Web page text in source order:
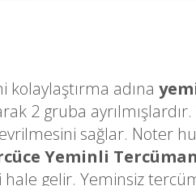
kolaylaştırma adına
2 gruba ayrılmışlardır.
sağlar. Noter
Yeminli Tercüman
gelir. Yeminsiz